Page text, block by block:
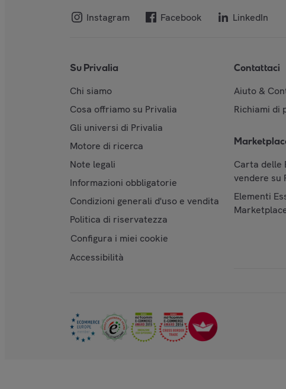
Instagram Facebook LinkedIn
Su Privalia
Chi siamo
Cosa offriamo su Privalia
Gli universi di Privalia
Motore di ricerca
Note legali
Informazioni obbligatorie
Condizioni generali d'uso e vendita
Politica di riservatezza
Configura i miei cookie
Accessibilità
Contattaci
Aiuto &
Richiami di
Carta delle
vendere su
Elementi